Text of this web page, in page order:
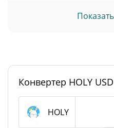
Объем / Рыночная
Рейтинг
Holy Coin Предложение
Конвертер HOLY USD
HOLY